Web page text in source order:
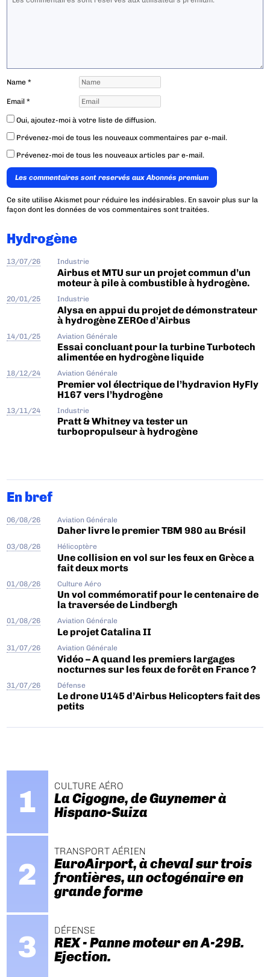
Name*
Email*
Oui, ajoutez-moi à votre liste de diffusion.
Prévenez-moi de tous les nouveaux commentaires par e-mail.
Prévenez-moi de tous les nouveaux articles par e-mail.
Les commentaires sont reservés aux Abonnés premium
Ce site utilise Akismet pour réduire les indésirables. En savoir plus sur la
façon dont les données de vos commentaires sont traitées.
Hydrogène
13/07/26 Industrie
Airbus et MTU sur un projet commun d’un
moteur à pile à combustible à hydrogène.
20/01/25 Industrie
Alysa en appui du projet de démonstrateur
à hydrogène ZEROe d’Airbus
14/01/25 Aviation Générale
Essai concluant pour la turbine Turbotech
alimentée en hydrogène liquide
18/12/24 Aviation Générale
Premier vol électrique de l’hydravion HyFly
H167 vers l’hydrogène
13/11/24 Industrie
Pratt & Whitney va tester un
turbopropulseur à hydrogène
En bref
06/08/26 Aviation Générale
Daher livre le premier TBM 980 au Brésil
03/08/26 Hélicoptère
Une collision en vol sur les feux en Grèce a
fait deux morts
01/08/26 Culture Aéro
Un vol commémoratif pour le centenaire de
la traversée de Lindbergh
01/08/26 Aviation Générale
Le projet Catalina II
31/07/26 Aviation Générale
Vidéo – A quand les premiers largages
nocturnes sur les feux de forêt en France ?
31/07/26 Défense
Le drone U145 d’Airbus Helicopters fait des
petits
CULTURE AÉRO
La Cigogne, de Guynemer à
Hispano-Suiza
TRANSPORT AÉRIEN
EuroAirport, à cheval sur trois
frontières, un octogénaire en
grande forme
DÉFENSE
REX - Panne moteur en A-29B.
Ejection.